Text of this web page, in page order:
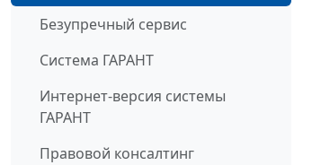
Безупречный сервис
Система ГАРАНТ
Интернет-версия системы
ГАРАНТ
Правовой консалтинг